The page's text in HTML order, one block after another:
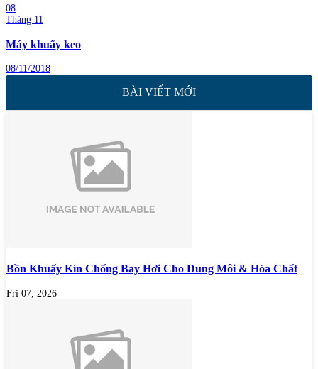
08
Tháng 11
Máy khuấy keo
08/11/2018
BÀI VIẾT MỚI
Bồn Khuấy Kín Chống Bay Hơi Cho Dung Môi & Hóa Chất
Fri 07, 2026